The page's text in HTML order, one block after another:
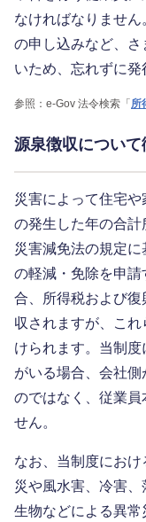
なければなりませ
の申し込みなど、
いため、忘れずに発
参照：e-Gov 法令検索「 所
源泉徴収につい
災害によって住宅
の発生した年の合計
災害減免法の規定
の軽減・免除を申
合、所得税および
収されますが、こ
けられます。当制
がいる場合、会社
のではなく、従業員
せん。
なお、当制度にお
災や風水害、冷害
生物などによる異